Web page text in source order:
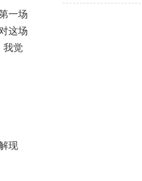
一场
这场
我觉
现